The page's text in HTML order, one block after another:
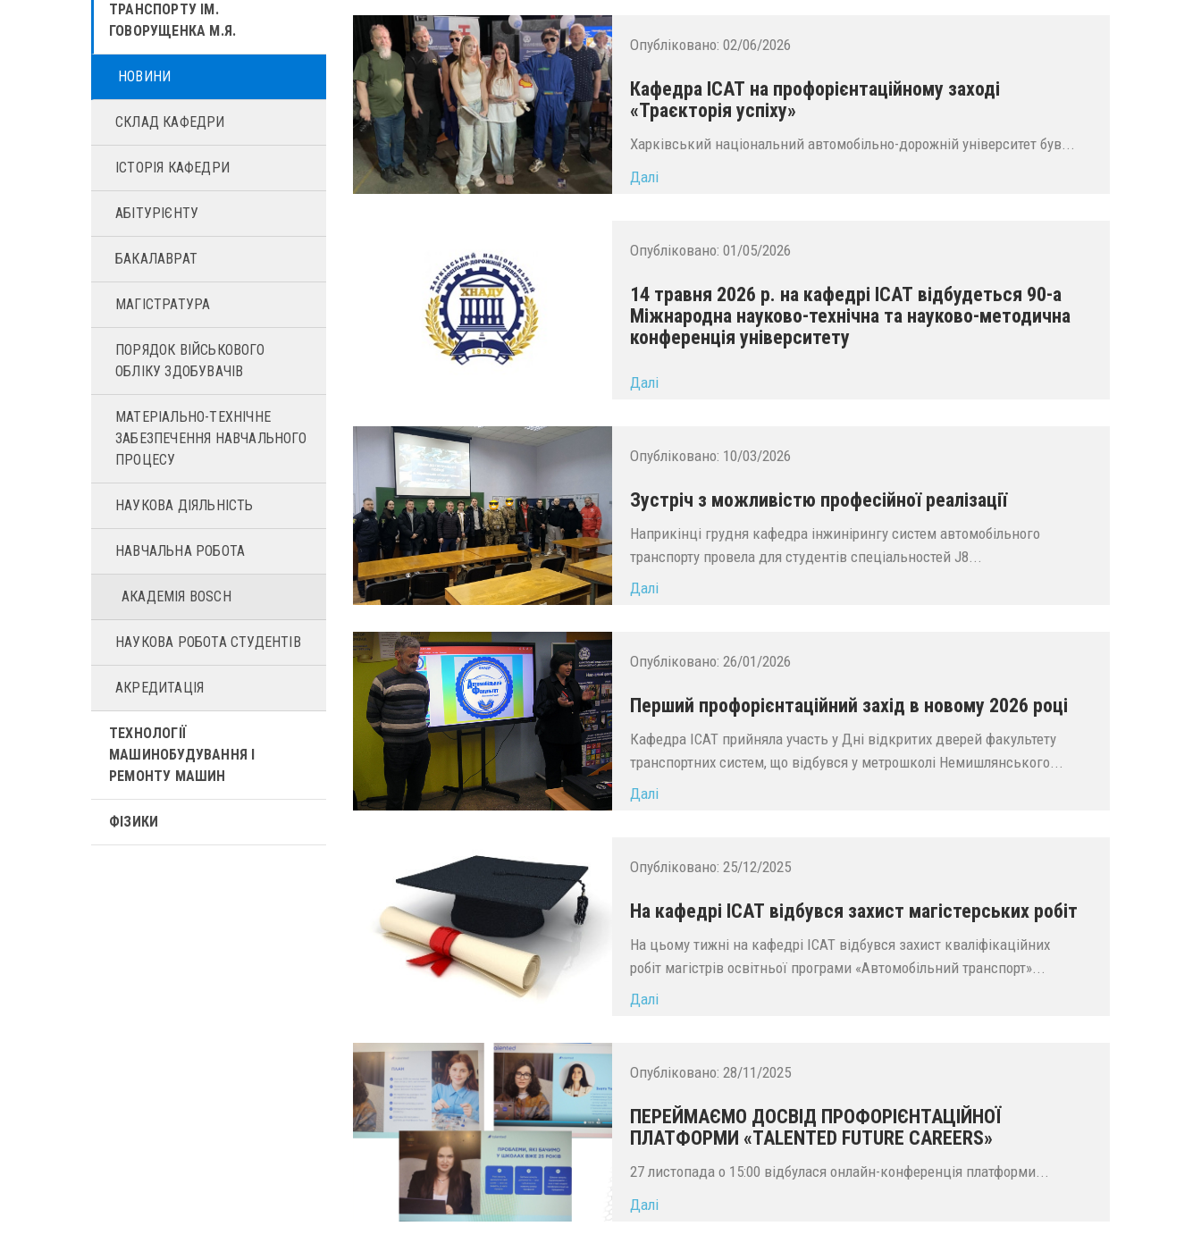
Опубліковано: 02/06/2026
Кафедра ІСАТ на профорієнтаційному заході
«Траєкторія успіху»
Харківський національний автомобільно-дорожній університет був...
Далі
Опубліковано: 01/05/2026
14 травня 2026 р. на кафедрі ІСАТ відбудеться 90-а
Міжнародна науково-технічна та науково-методична
конференція університету
Далі
Опубліковано: 10/03/2026
Зустріч з можливістю професійної реалізації
Наприкінці грудня кафедра інжинірингу систем автомобільного
транспорту провела для студентів спеціальностей J8...
Далі
Опубліковано: 26/01/2026
Перший профорієнтаційний захід в новому 2026 році
Кафедра ІСАТ прийняла участь у Дні відкритих дверей факультету
транспортних систем, що відбувся у метрошколі Немишлянського...
Далі
Опубліковано: 25/12/2025
На кафедрі ІСАТ відбувся захист магістерських робіт
На цьому тижні на кафедрі ІСАТ відбувся захист кваліфікаційних
робіт магістрів освітньої програми «Автомобільний транспорт»...
Далі
Опубліковано: 28/11/2025
ПЕРЕЙМАЄМО ДОСВІД ПРОФОРІЄНТАЦІЙНОЇ
ПЛАТФОРМИ «TALENTED FUTURE CAREERS»
27 листопада о 15:00 відбулася онлайн-конференція платформи...
Далі
ТРАНСПОРТУ ІМ.
ГОВОРУЩЕНКА М.Я.
НОВИНИ
CКЛАД КАФЕДРИ
ІСТОРІЯ КАФЕДРИ
АБІТУРІЄНТУ
БАКАЛАВРАТ
МАГІСТРАТУРА
ПОРЯДОК ВІЙСЬКОВОГО
ОБЛІКУ ЗДОБУВАЧІВ
МАТЕРІАЛЬНО-ТЕХНІЧНЕ
ЗАБЕЗПЕЧЕННЯ НАВЧАЛЬНОГО
ПРОЦЕСУ
НАУКОВА ДІЯЛЬНІСТЬ
НАВЧАЛЬНА РОБОТА
АКАДЕМІЯ BOSСH
НАУКОВА РОБОТА СТУДЕНТІВ
АКРЕДИТАЦІЯ
ТЕХНОЛОГІЇ
МАШИНОБУДУВАННЯ І
РЕМОНТУ МАШИН
ФІЗИКИ